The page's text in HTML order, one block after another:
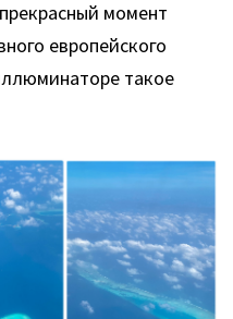
момент
европейского
такое